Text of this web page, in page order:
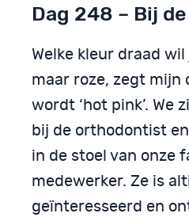
Dag 248 – Bij
Welke kleur draad
maar roze, zegt mijn
wordt ‘hot pink’. We
bij de orthodontist
in de stoel van onze
medewerker. Ze is
geïnteresseerd en